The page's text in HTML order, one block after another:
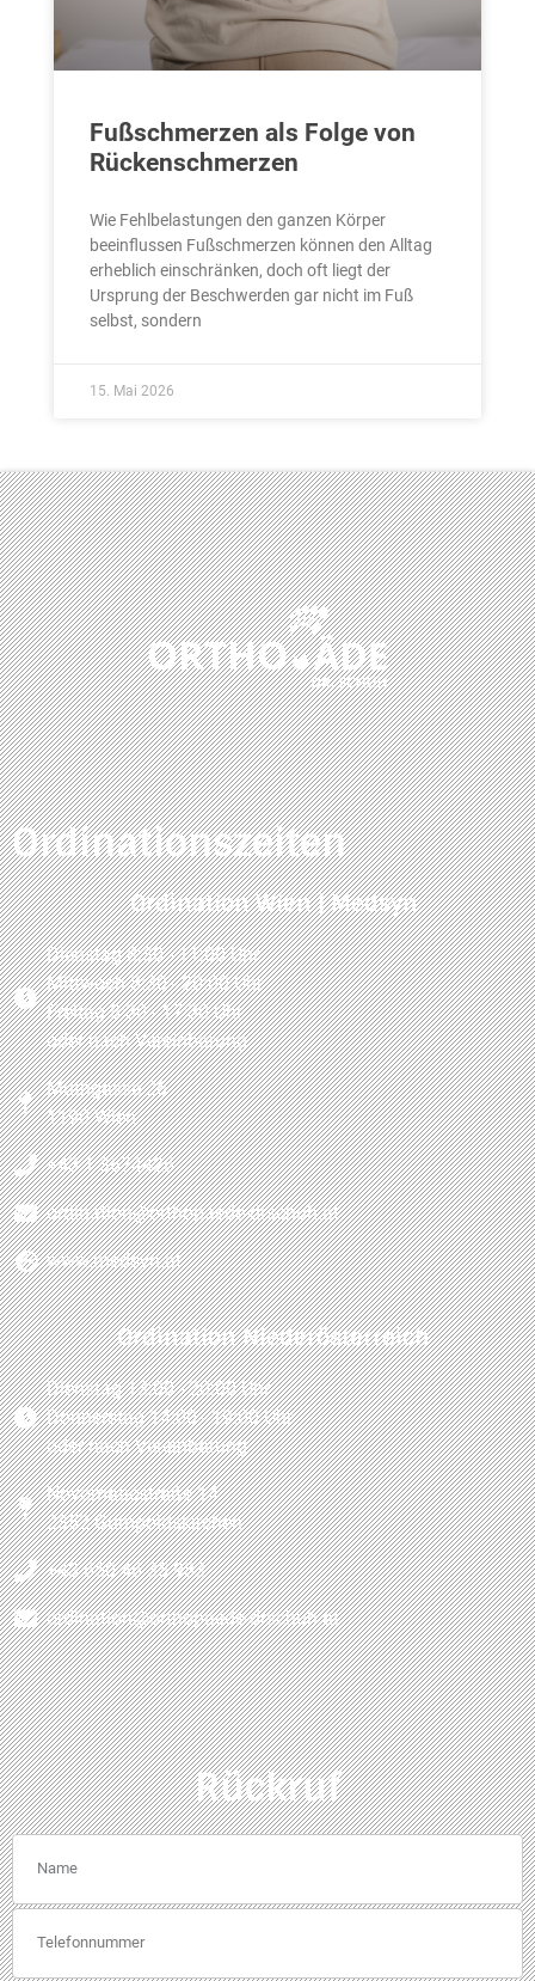
Fußschmerzen als Folge von
Rückenschmerzen
Wie Fehlbelastungen den ganzen Körper
beeinflussen Fußschmerzen können den Alltag
erheblich einschränken, doch oft liegt der
Ursprung der Beschwerden gar nicht im Fuß
selbst, sondern
15. Mai 2026
Ordinationszeiten
Ordination Wien | Medsyn
Dienstag 8:30 - 11:00 Uhr
Mittwoch 8:30 - 20:00 Uhr
Freitag 8:30 - 17:30 Uhr
oder nach Vereinbarung
Muthgasse 26
1190 Wien
+43 1 3674426
ordination@orthopaede-drschuh.at
www.medsyn.at
Ordination Niederösterreich
Dienstag 13:00 - 20:00 Uhr
Donnerstag 14:00 - 19:00 Uhr
oder nach Vereinbarung
Novomaticstraße 14
2352 Gumpoldskirchen
+43 650 46 35 983
ordination@orthopaede-drschuh.at
Rückruf